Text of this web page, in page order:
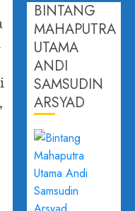
BINTANG
MAHAPUTRA
UTAMA
ANDI
SAMSUDIN
ARSYAD